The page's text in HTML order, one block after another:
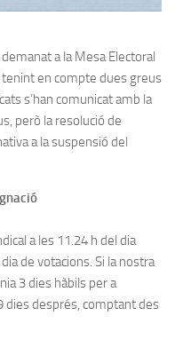
a la Mesa Electoral
tenint en compte dues greus
s’han comunicat amb la
però la resolució de
a la suspensió del
a les 11.24 h del dia
de votacions. Si la nostra
3 dies hàbils per a
dies després, comptant des